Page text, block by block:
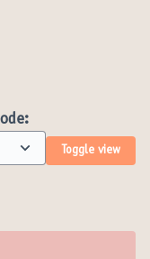
Toggle view